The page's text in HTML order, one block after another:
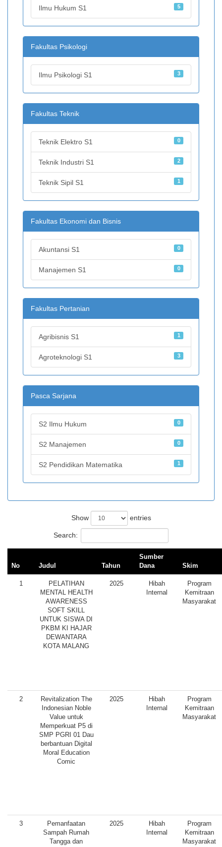
Ilmu Hukum S1 5
Fakultas Psikologi
Ilmu Psikologi S1 3
Fakultas Teknik
Teknik Elektro S1 0
Teknik Industri S1 2
Teknik Sipil S1 1
Fakultas Ekonomi dan Bisnis
Akuntansi S1 0
Manajemen S1 0
Fakultas Pertanian
Agribisnis S1 1
Agroteknologi S1 3
Pasca Sarjana
S2 Ilmu Hukum 0
S2 Manajemen 0
S2 Pendidikan Matematika 1
Show entries
Search:
No Judul Tahun
Sumber
Dana
Skim
1
PELATIHAN
MENTAL HEALTH
AWARENESS
SOFT SKILL
UNTUK SISWA DI
PKBM KI HAJAR
DEWANTARA
KOTA MALANG
2025
Hibah
Internal
Program
Kemitraan
Masyarakat
2
Revitalization The
Indonesian Noble
Value untuk
Memperkuat P5 di
SMP PGRI 01 Dau
berbantuan Digital
Moral Education
Comic
2025
Hibah
Internal
Program
Kemitraan
Masyarakat
3
Pemanfaatan
Sampah Rumah
Tangga dan
2025
Hibah
Internal
Program
Kemitraan
Masyarakat